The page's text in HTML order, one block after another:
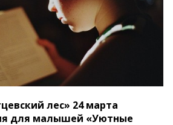
лес» 24 марта
для малышей «Уютные